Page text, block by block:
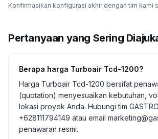
Konfirmasikan konfigurasi akhir dengan tim kami
Pertanyaan yang Sering
Berapa harga Turboair Tcd-1200?
Harga Turboair Tcd-1200 bersifat
(quotation) menyesuaikan kebutuhan,
lokasi proyek Anda. Hubungi tim
+628111794149 atau email
penawaran resmi.